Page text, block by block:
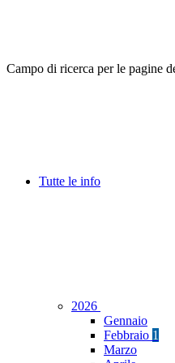
Campo di ricerca per le pagine
Tutte le info
2026
Gennaio
Febbraio 1
Marzo